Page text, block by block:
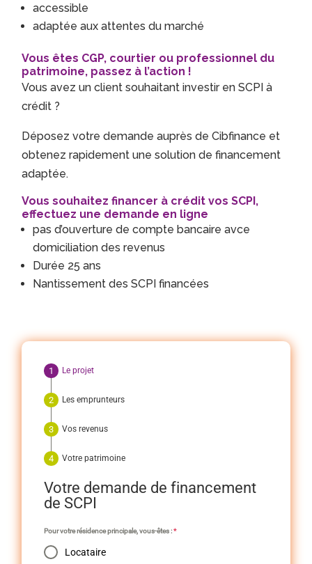
accessible
adaptée aux attentes du marché
Vous êtes CGP, courtier ou professionnel du
patrimoine, passez à l’action !
Vous avez un client souhaitant investir en SCPI à
crédit ?
Déposez votre demande auprès de Cibfinance et
obtenez rapidement une solution de financement
adaptée.
Vous souhaitez financer à crédit vos SCPI,
effectuez une demande en ligne
pas d’ouverture de compte bancaire avce
domiciliation des revenus
Durée 25 ans
Nantissement des SCPI financées
Le projet
Les emprunteurs
Vos revenus
Votre patrimoine
Votre demande de financement
de SCPI
Pour votre résidence principale, vous-êtes :*
Locataire